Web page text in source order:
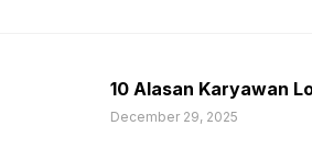
10 Alasan Karyawan
December 29, 2025